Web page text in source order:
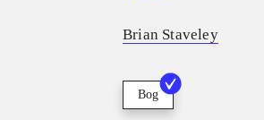
Brian Staveley
Bog